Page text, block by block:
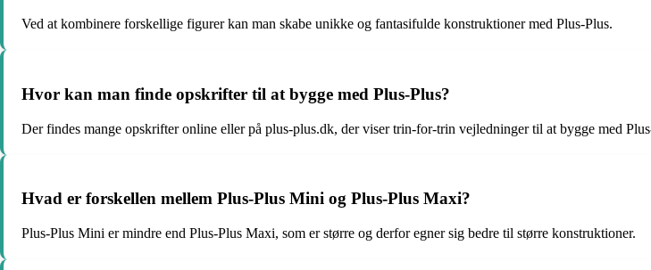
Ved at kombinere forskellige figurer kan man skabe unikke og fantasifulde konstruktioner med Plus-Plus.
Hvor kan man finde opskrifter til at bygge med Plus-Plus?
Der findes mange opskrifter online eller på plus-plus.dk, der viser trin-for-trin vejledninger til at bygge med
Hvad er forskellen mellem Plus-Plus Mini og Plus-Plus Maxi?
Plus-Plus Mini er mindre end Plus-Plus Maxi, som er større og derfor egner sig bedre til større konstruktioner.